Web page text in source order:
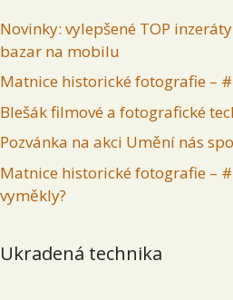
Novinky: vylepšené TOP
bazar na mobilu
Matnice historické fotografie –
Blešák filmové a fotografické
Pozvánka na akci Umění nás
Matnice historické fotografie –
vyměkly?
Ukradená technika